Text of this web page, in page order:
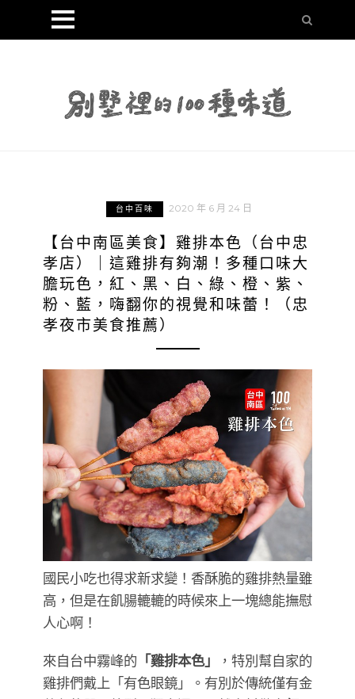
台中百味 2020 年 6 月 24 日
【台中南區美食】雞排本色（台中忠
孝店）｜這雞排有夠潮！多種口味大
膽玩色，紅、黑、白、綠、橙、紫、
粉、藍，嗨翻你的視覺和味蕾！（忠
孝夜市美食推薦）
國民小吃也得求新求變！香酥脆的雞排熱量雖
高，但是在飢腸轆轆的時候來上一塊總能撫慰
人心啊！
來自台中霧峰的 「雞排本色」
，特別幫自家的
雞排們戴上「有色眼鏡」。有別於傳統僅有金